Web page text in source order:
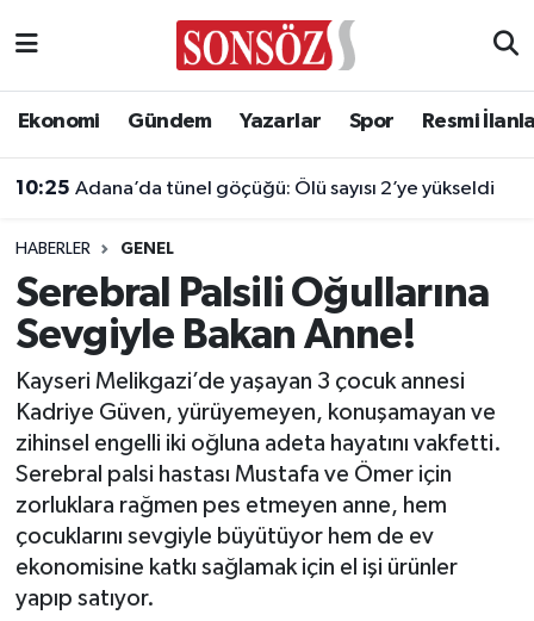
Ekonomi Gündem Yazarlar Spor Resmi
10:25 Adana’da tünel göçüğü: Ölü sayısı 2’ye yükseldi
HABERLER GENEL
Serebral Palsili Oğullarına
Sevgiyle Bakan Anne!
Kayseri Melikgazi’de yaşayan 3 çocuk annesi
Kadriye Güven, yürüyemeyen, konuşamayan ve
zihinsel engelli iki oğluna adeta hayatını vakfetti.
Serebral palsi hastası Mustafa ve Ömer için
zorluklara rağmen pes etmeyen anne, hem
çocuklarını sevgiyle büyütüyor hem de ev
ekonomisine katkı sağlamak için el işi ürünler
yapıp satıyor.
Asayiş
Biyografi
Çevre
Diğer
Dünya
Eğitim
Ekonomi
Ankara Nöbetçi Eczaneler
Ankara Trafik Yoğunluk Haritası
Süper Lig Puan Durumu ve Fikstür
Tüm Manşetler
Son Dakika Haberleri
Haber Arşivi